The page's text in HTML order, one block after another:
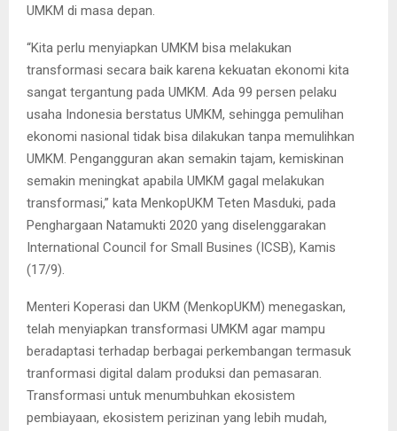
UMKM di masa depan.
“Kita perlu menyiapkan UMKM bisa melakukan
transformasi secara baik karena kekuatan ekonomi kita
sangat tergantung pada UMKM. Ada 99 persen pelaku
usaha Indonesia berstatus UMKM, sehingga pemulihan
ekonomi nasional tidak bisa dilakukan tanpa memulihkan
UMKM. Pengangguran akan semakin tajam, kemiskinan
semakin meningkat apabila UMKM gagal melakukan
transformasi,” kata MenkopUKM Teten Masduki, pada
Penghargaan Natamukti 2020 yang diselenggarakan
International Council for Small Busines (ICSB), Kamis
(17/9).
Menteri Koperasi dan UKM (MenkopUKM) menegaskan,
telah menyiapkan transformasi UMKM agar mampu
beradaptasi terhadap berbagai perkembangan termasuk
tranformasi digital dalam produksi dan pemasaran.
Transformasi untuk menumbuhkan ekosistem
pembiayaan, ekosistem perizinan yang lebih mudah,